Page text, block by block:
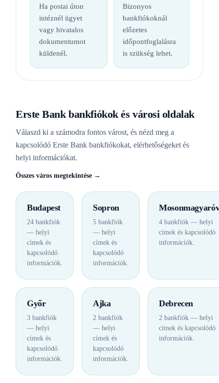
Ha postai úton
intéznél ügyet
vagy hivatalos
dokumentumot
küldenél.
Bizonyos
bankfiókoknál
előzetes
időpontfoglalásra
is szükség lehet.
Erste Bank bankfiókok és városi oldalak
Válaszd ki a számodra fontos várost, és nézd meg a
kapcsolódó Erste Bank bankfiókokat, elérhetőségeket és
helyi információkat.
Összes város megtekintése →
Budapest
24 bankfiók
— helyi
címek és
kapcsolódó
információk.
Sopron
5 bankfiók
— helyi
címek és
kapcsolódó
információk.
4 bankfiók — helyi
címek és kapcsolódó
információk.
Győr
3 bankfiók
— helyi
címek és
kapcsolódó
információk.
Ajka
2 bankfiók
— helyi
címek és
kapcsolódó
információk.
Debrecen
2 bankfiók — helyi
címek és kapcsolódó
információk.